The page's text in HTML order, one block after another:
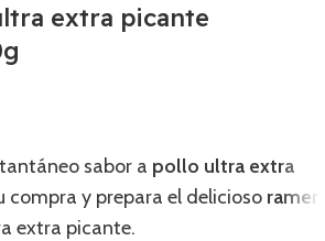
extra picante
sabor a pollo ultra extra
compra y prepara el delicioso ramen
extra picante.